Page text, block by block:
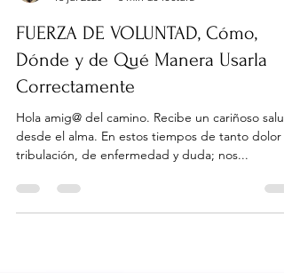
16 jul 2020
3 min de lectura
FUERZA DE VOLUNTAD, Cómo,
Dónde y de Qué Manera Usarla
Correctamente
Hola amig@ del camino. Recibe un cariñoso
tribulación, de enfermedad y duda; nos...